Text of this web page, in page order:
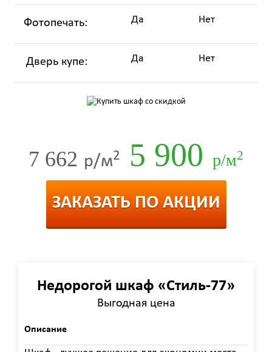
Фотопечать: Да Нет
Дверь купе: Да Нет
7 662 р/м2 5 900 р/м2
ЗАКАЗАТЬ ПО АКЦИИ
Недорогой шкаф «Стиль-77»
Выгодная цена
Описание